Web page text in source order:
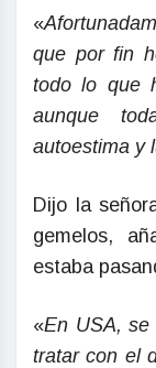
«
que por fin
todo lo que
aunque
autoestima y
Dijo la
gemelos,
estaba
«En USA, se
tratar con el